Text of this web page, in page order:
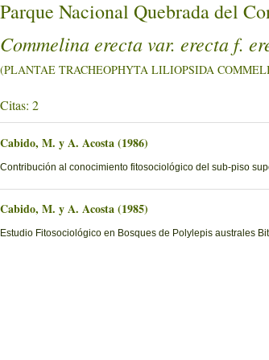
Parque Nacional Quebrada del
Commelina erecta var. erecta f.
(PLANTAE TRACHEOPHYTA LILIOPSIDA
Citas: 2
Cabido, M. y A. Acosta (1986)
Contribución al conocimiento fitosociológico del sub-piso
Cabido, M. y A. Acosta (1985)
Estudio Fitosociológico en Bosques de Polylepis australes